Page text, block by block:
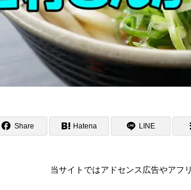
Share Hatena LINE
当サイトではアドセンス広告やアフ